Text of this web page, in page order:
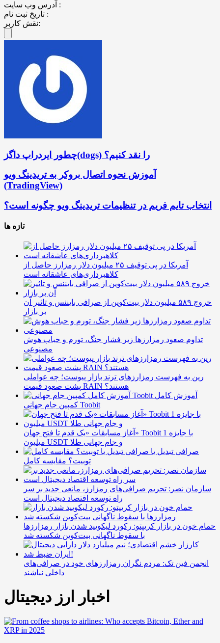
آدرس وب سایت :
تاریخ ثبت نام :
نقش کاربر:
چطور ایردراپ داگز(dogs) را نقد کنیم؟
آموزش نحوه اتصال بروکر به تریدینگ ویو
(TradingView)
انتخاب تایم فریم در تنظیمات تریدینگ ویو چگونه است؟
تازه ها
آمریکا در پی توقیف ۲۵ میلیون دلار رمزارز حاصل از
کلاهبرداری‌های عاشقانه است
خروج ۵۸۹ میلیون دلار بیت‌کوین از صرافی بایننس و تاثیر آن
بر بازار
تداوم صعود رمزارزها زیر فشار جنگ، تورم و حباب هوش
مصنوعی
رین به فهرست رمزارزهای ترند بازار پیوست؛ چه عواملی
پشت صعود قیمت RAIN هستند؟
آموزش کامل
کمپین جام جهانی Toobit
آغاز مسابقات «یک قدم تا فتح جهان» Toobit با جایزه 1
میلیون USDT و جام جهانی طلا
صرافی تبدیل یا
توبیت؟ مقایسه کامل
سازمان نصر: تحریم صرافی‌های رمزارز، مانعی جدید بر سر
راه توسعه اقتصاد دیجیتال است
حمام خون در بازار کریپتو: رکورد لیکویید شدن بازار رمزارزها
با سقوط ناگهانی بیت‌کوین شکسته شد
انجمن فین تک: مردم نگران رمزارزهای خود در صرافی‌های
داخلی نباشند
اخبار ارز دیجیتال